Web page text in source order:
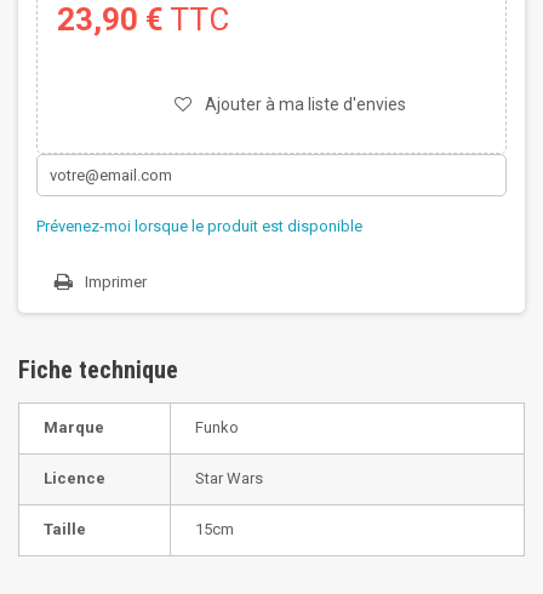
23,90 € TTC
Ajouter à ma liste d'envies
Prévenez-moi lorsque le produit est disponible
Imprimer
Fiche technique
Marque Funko
Licence Star Wars
Taille 15cm